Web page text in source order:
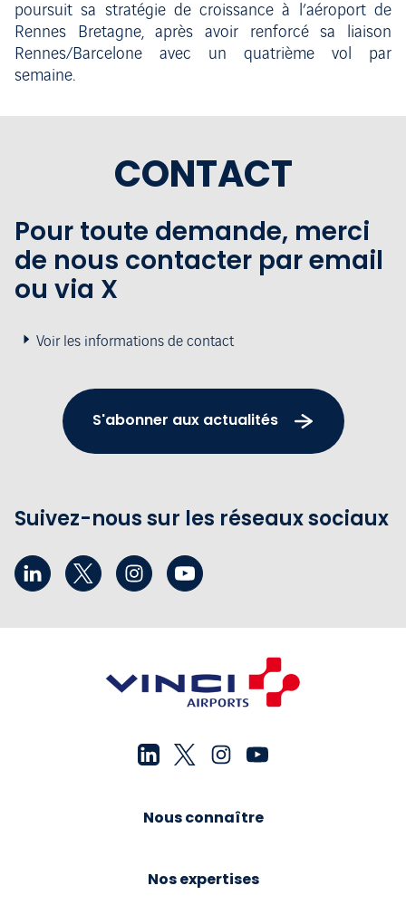
poursuit sa stratégie de croissance à l’aéroport de
Rennes Bretagne, après avoir renforcé sa liaison
Rennes/Barcelone avec un quatrième vol par
semaine.
CONTACT
Pour toute demande, merci
de nous contacter par email
ou via X
Voir les informations de contact
S'abonner aux actualités
Suivez-nous sur les réseaux sociaux
Nous connaître
Nos expertises